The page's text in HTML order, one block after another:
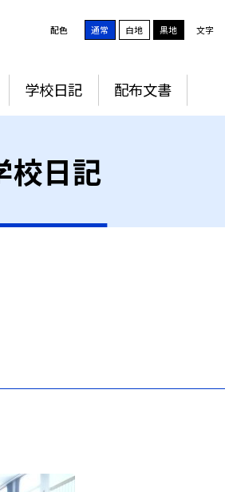
配色 通常 白地 黒地 文字
学校日記 配布文書
校日記